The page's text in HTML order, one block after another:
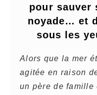
pour sauver
noyade… et
sous les
Alors que la mer
agitée en raison
un père de famille